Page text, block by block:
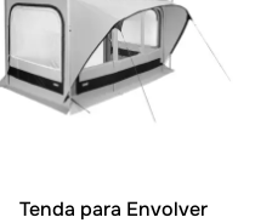
Tenda para Envolver